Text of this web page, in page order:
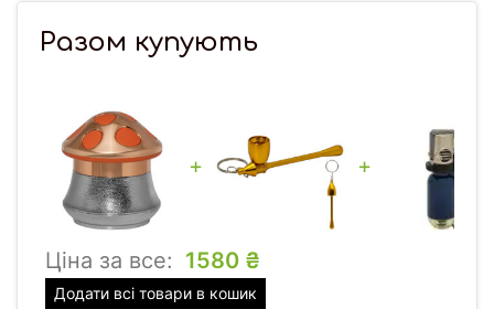
Разом купують
+ +
Ціна за все: 1580 ₴
Додати всі товари в кошик